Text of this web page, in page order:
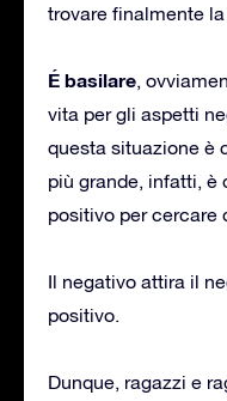
trovare finalmente
É basilare,
vita per gli aspetti
questa situazione è
più grande, infatti, è
positivo per cercare
Il negativo attira il
positivo.
Dunque, ragazzi e